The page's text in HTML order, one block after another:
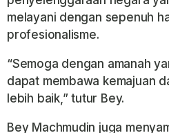
melayani dengan sepenuh
profesionalisme.
“Semoga dengan amanah
dapat membawa kemajuan
lebih baik,” tutur Bey.
Bey Machmudin juga